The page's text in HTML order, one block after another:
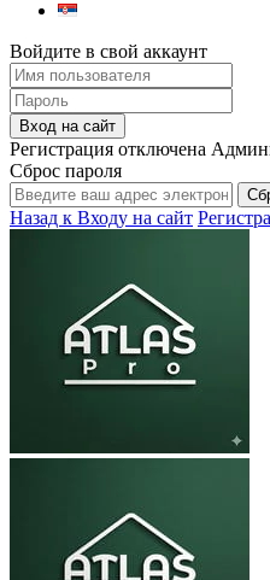
Войдите в свой аккаунт
Вход на сайт
Регистрация отключена
Сброс пароля
Назад к Входу на сайт